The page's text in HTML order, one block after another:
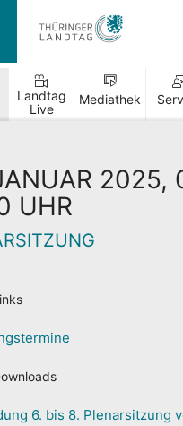
2025,
UHR
6. bis 8. Plenarsitzung
Landtag
Live
Mediathek
DER